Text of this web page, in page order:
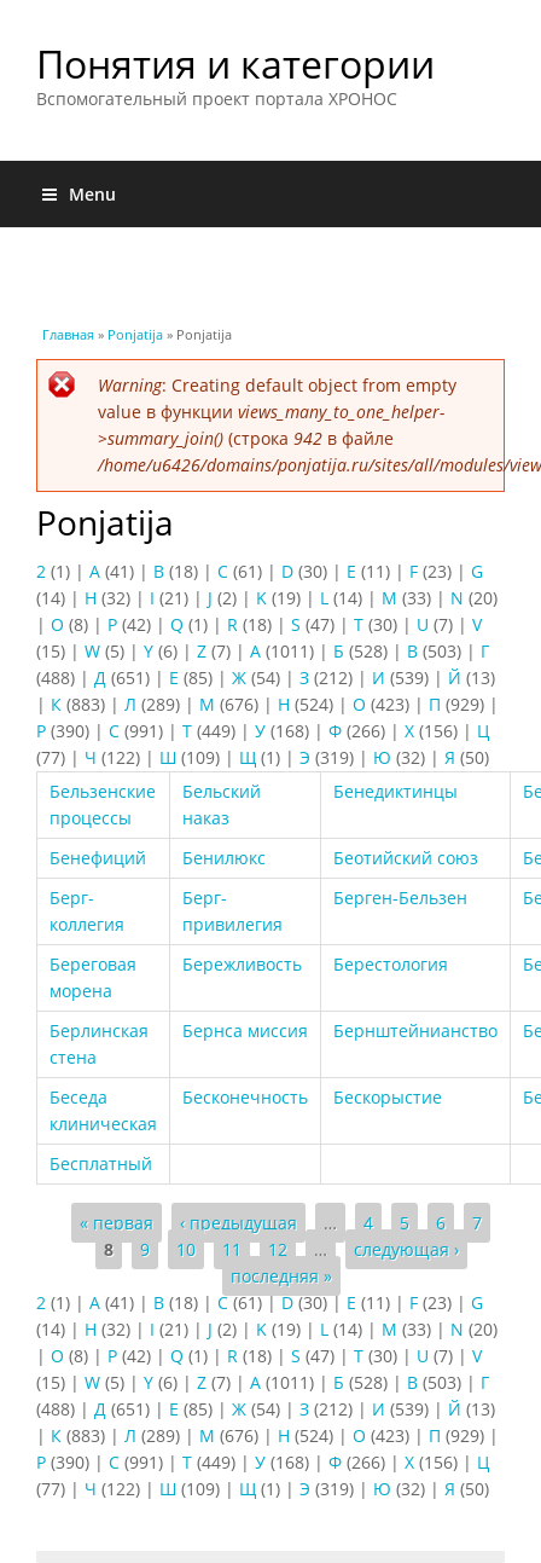
Понятия и категории
Вспомогательный проект портала ХРОНОС
Menu
Вы здесь
Главная » Ponjatija » Ponjatija
Сообщение об ошибке
Warning: Creating default object from empty
value в функции views_many_to_one_helper-
>summary_join() (строка 942 в файле
/home/u6426/domains/ponjatija.ru/sites/all/modules/
Ponjatija
2 (1) | A (41) | B (18) | C (61) | D (30) | E (11) | F (23) | G
(14) | H (32) | I (21) | J (2) | K (19) | L (14) | M (33) | N (20)
| O (8) | P (42) | Q (1) | R (18) | S (47) | T (30) | U (7) | V
(15) | W (5) | Y (6) | Z (7) | А (1011) | Б (528) | В (503) | Г
(488) | Д (651) | Е (85) | Ж (54) | З (212) | И (539) | Й (13)
| К (883) | Л (289) | М (676) | Н (524) | О (423) | П (929) |
Р (390) | С (991) | Т (449) | У (168) | Ф (266) | Х (156) | Ц
(77) | Ч (122) | Ш (109) | Щ (1) | Э (319) | Ю (32) | Я (50)
Бельзенские
процессы
Бельский
наказ
Бенедиктинцы
Бенефиций Бенилюкс Беотийский союз
Берг-
коллегия
Берг-
привилегия
Берген-Бельзен
Береговая
морена
Бережливость Берестология
Берлинская
стена
Бернса миссия Бернштейнианство
Беседа
клиническая
Бесконечность Бескорыстие
Бесплатный
Страницы
« первая ‹ предыдущая … 4 5 6
7
8
9 10 11 12 …
следующая ›
последняя »
2 (1) | A (41) | B (18) | C(61)|D(30)| E (11) | F (23) | G
(14) | H (32) | I (21) | J (2) | K (19) | L (14) | M (33) | N (20)
| O (8) | P (42) | Q (1) | R (18) | S (47) | T (30) | U (7) | V
(15) | W (5) | Y (6) | Z (7) | А (1011) | Б (528) | В (503) | Г
(488) | Д (651) | Е (85) | Ж (54) | З (212) | И (539) | Й (13)
| К (883) | Л (289) | М (676) | Н (524) | О (423) | П (929) |
Р (390) | С (991) | Т (449) | У (168) | Ф (266) | Х (156) | Ц
(77) | Ч (122) | Ш (109) | Щ (1) | Э (319) | Ю (32) | Я (50)